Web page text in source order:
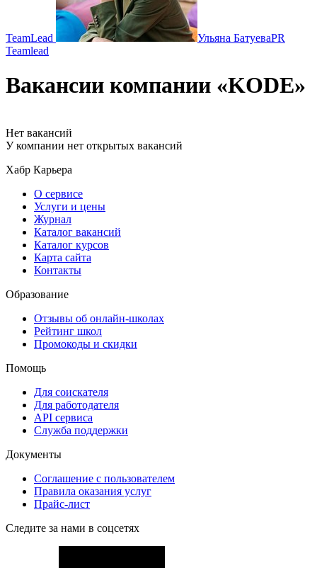
TeamLead Ульяна БатуеваPR
Teamlead
Вакансии компании «KODE»
Нет вакансий
У компании нет открытых вакансий
Хабр Карьера
О сервисе
Услуги и цены
Журнал
Каталог вакансий
Каталог курсов
Карта сайта
Контакты
Образование
Отзывы об онлайн-школах
Рейтинг школ
Промокоды и скидки
Помощь
Для соискателя
Для работодателя
API сервиса
Служба поддержки
Документы
Соглашение с пользователем
Правила оказания услуг
Прайс-лист
Следите за нами в соцсетях